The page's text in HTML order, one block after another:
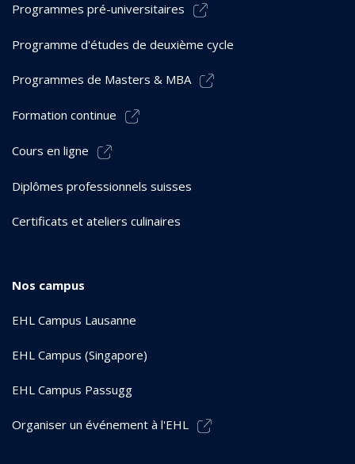
Programmes pré-universitaires
Programme d'études de deuxième cycle
Programmes de Masters & MBA
Formation continue
Cours en ligne
Diplômes professionnels suisses
Certificats et ateliers culinaires
Nos campus
EHL Campus Lausanne
EHL Campus (Singapore)
EHL Campus Passugg
Organiser un événement à l'EHL